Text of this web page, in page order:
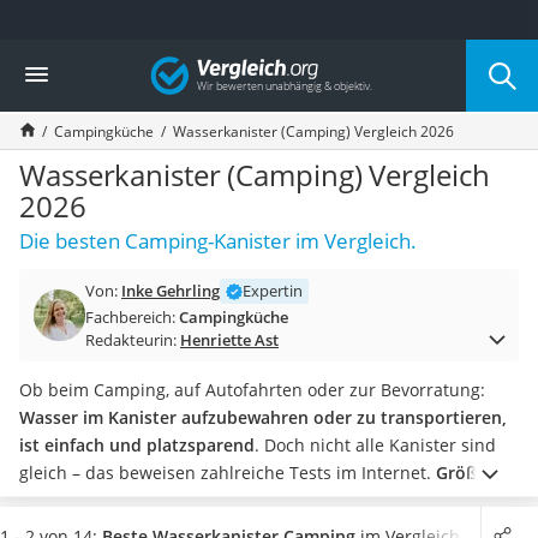
Die beliebtesten Vergleiche nach Kategorie
Freizeit & Sport
Gartentrampolin
Trampolin
Metalldetektor
Eufab-Fahrradträger
Trampolin 366 cm
Fahrradschloss
Futterboot
Air Bike
Trekkingschuhe Herren
Reisetasche mit Rollen
Klimmzugstation
Koffer
Nachtsichtgerät
Vergleich
Campingküche Wasserkanister (Camping) Vergleich 2026
Wasserkanister (Camping) Vergleich
2026
Die besten Camping-Kanister im Vergleich.
Von: Inke Gehrling
Expertin
Fachbereich:Campingküche
Redakteurin: Henriette Ast
Ob beim Camping, auf Autofahrten oder zur Bevorratung:
Wasser im Kanister aufzubewahren oder zu transportieren,
ist einfach und platzsparend. Doch nicht alle Kanister sind
gleich – das beweisen zahlreiche Tests im Internet. Größe,
Materialeigenschaften und Handhabung unterscheiden sich
zum Teil erheblich.Gut für Sie! So können Sie ein Modell